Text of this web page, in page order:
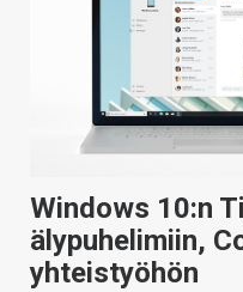
Windows 10:n
älypuhelimiin,
yhteistyöhön